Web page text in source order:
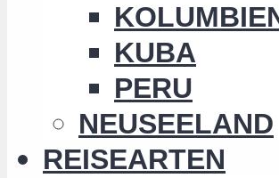
KUBA
PERU
NEUSEELAND
REISEARTEN